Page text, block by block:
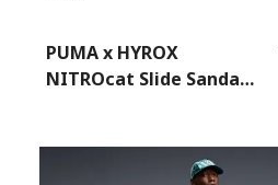
PUMA x HYROX
NITROcat Slide Sandals